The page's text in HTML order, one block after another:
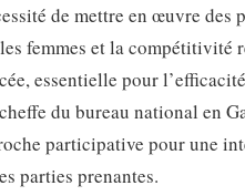
de mettre en œuvre des
femmes et la compétitivité
essentielle pour
du bureau national en
participative pour une
parties prenantes.